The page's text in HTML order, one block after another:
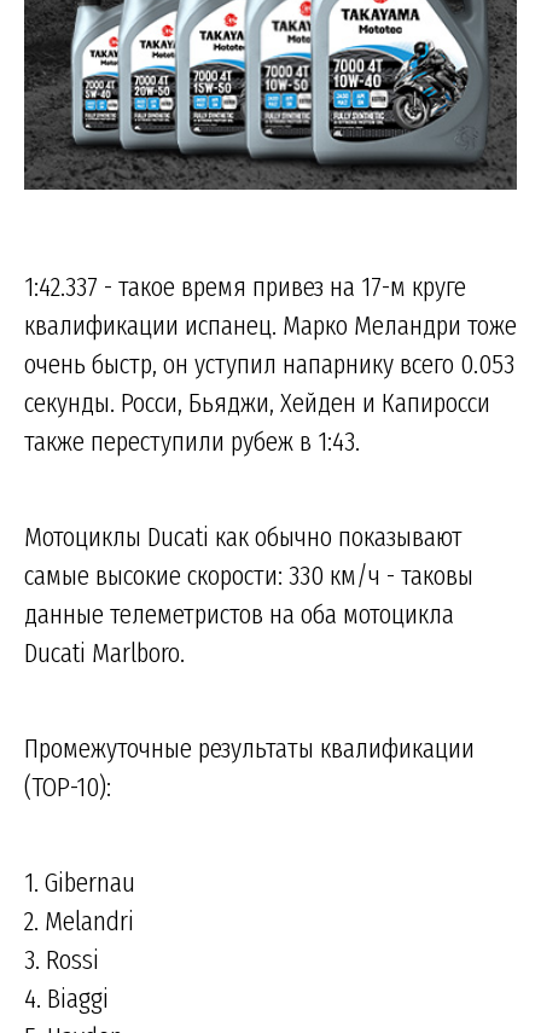
1:42.337 - такое время привез на 17-м круге
квалификации испанец. Марко Меландри тоже
очень быстр, он уступил напарнику всего 0.053
секунды. Росси, Бьяджи, Хейден и Капиросси
также переступили рубеж в 1:43.
Мотоциклы Ducati как обычно показывают
самые высокие скорости: 330 км/ч - таковы
данные телеметристов на оба мотоцикла
Ducati Marlboro.
Промежуточные результаты квалификации
(TOP-10):
1. Gibernau
2. Melandri
3. Rossi
4. Biaggi